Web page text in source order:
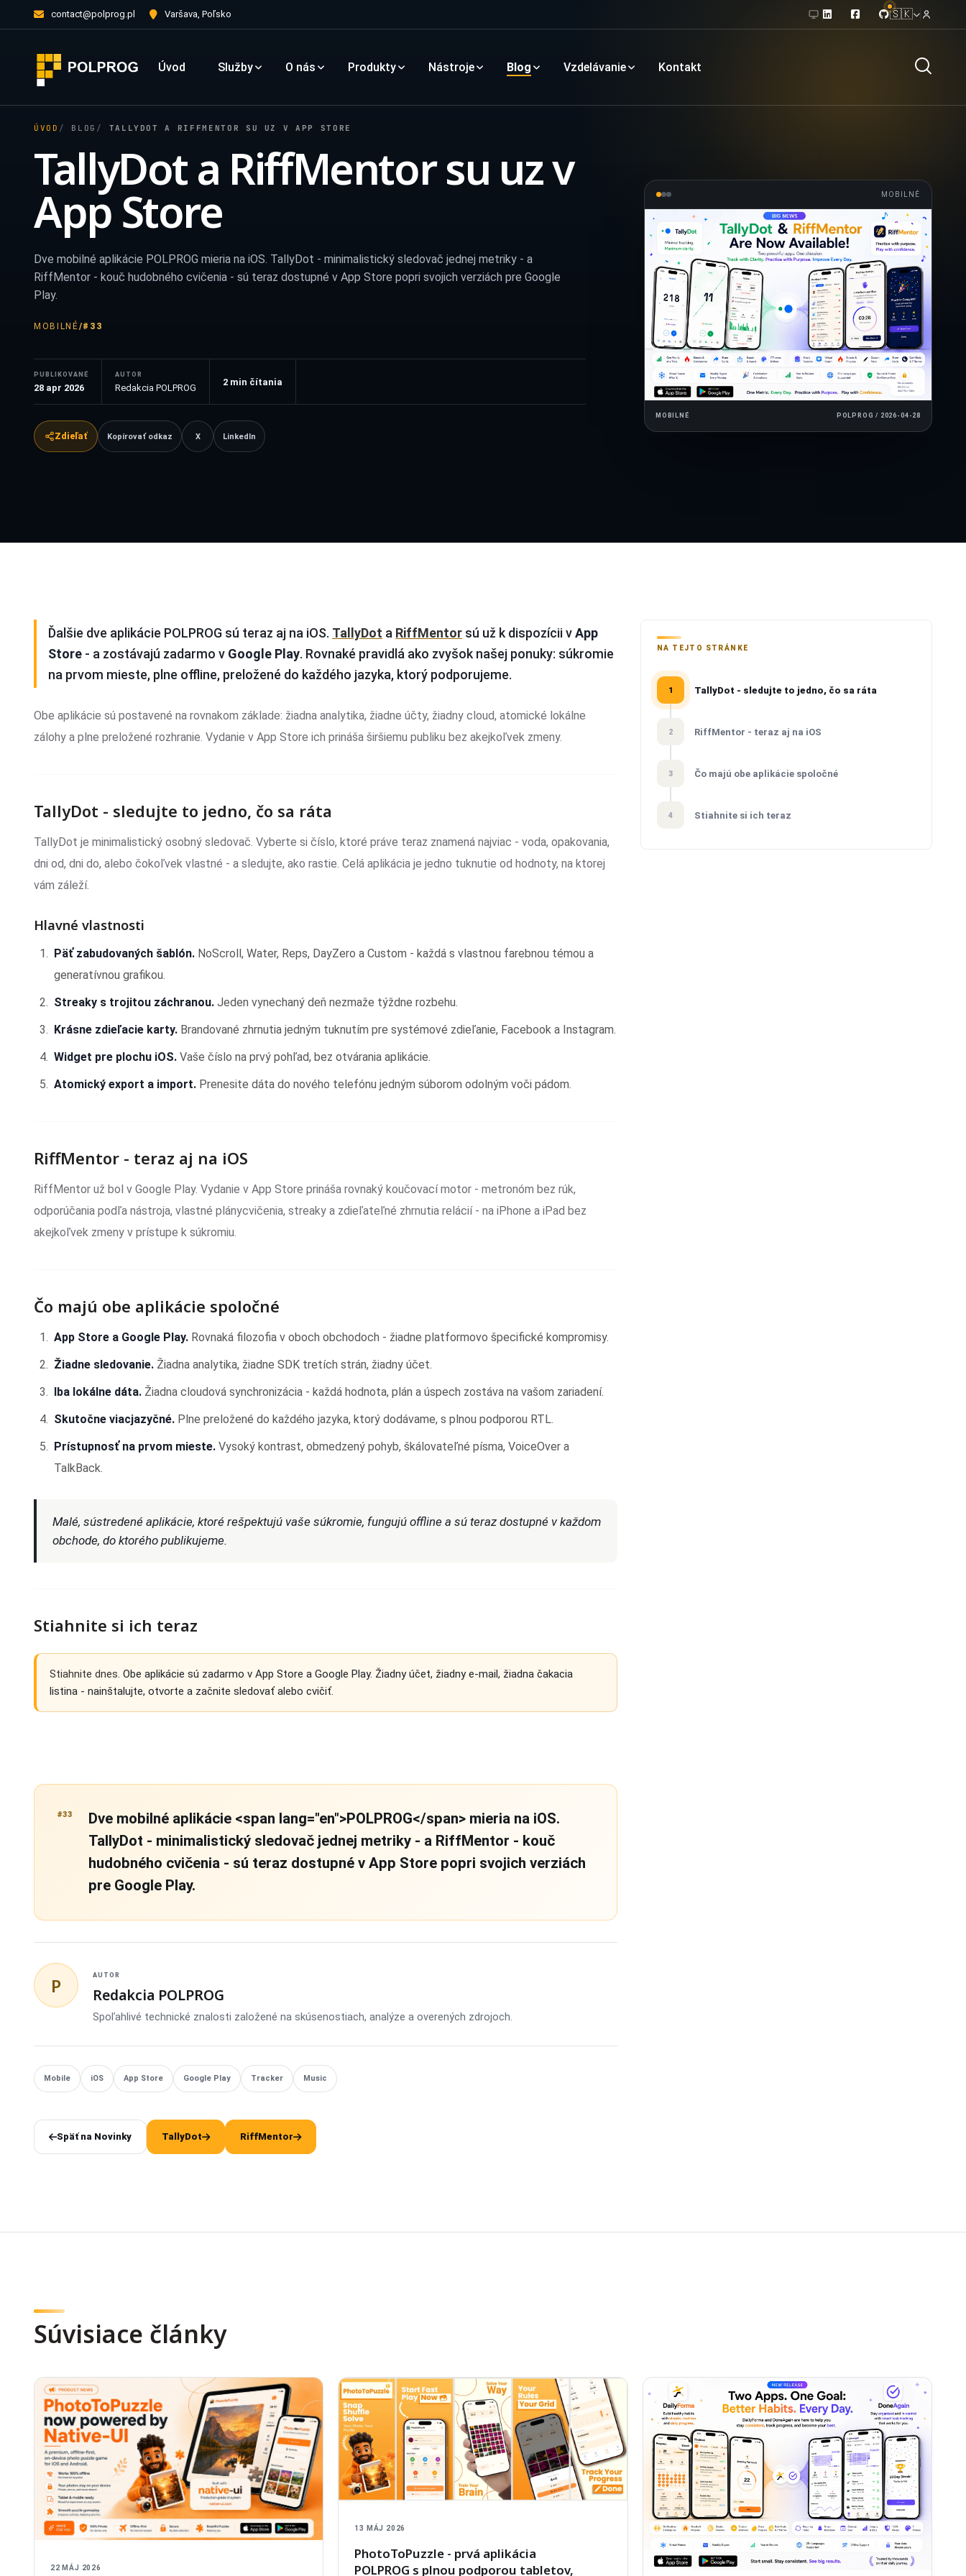
contact@polprog.pl Varšava, Poľsko 🇸🇰
Úvod Služby O nás Produkty Nástroje Blog Vzdelávanie Kontakt
ÚVOD BLOG TALLYDOT A RIFFMENTOR SU UZ V APP STORE
TallyDot a RiffMentor su uz v
App Store
Dve mobilné aplikácie POLPROG mieria na iOS. TallyDot - minimalistický sledovač jednej metriky - a
RiffMentor - kouč hudobného cvičenia - sú teraz dostupné v App Store popri svojich verziách pre Google
Play.
MOBILNÉ/#33
PUBLIKOVANÉ
28 apr 2026
AUTOR
Redakcia POLPROG
2 min čítania
Zdieľať Kopírovať odkaz X LinkedIn
MOBILNÉ
MOBILNÉ POLPROG / 2026-04-28
Ďalšie dve aplikácie POLPROG sú teraz aj na iOS. TallyDot a RiffMentor sú už k dispozícii vApp
Store - a zostávajú zadarmo v Google Play. Rovnaké pravidlá ako zvyšok našej ponuky: súkromie
na prvom mieste, plne offline, preložené do každého jazyka, ktorý podporujeme.
Obe aplikácie sú postavené na rovnakom základe: žiadna analytika, žiadne účty, žiadny cloud, atomické lokálne
zálohy a plne preložené rozhranie. Vydanie v App Store ich prináša širšiemu publiku bez akejkoľvek zmeny.
TallyDot - sledujte to jedno, čo sa ráta
TallyDot je minimalistický osobný sledovač. Vyberte si číslo, ktoré práve teraz znamená najviac - voda, opakovania,
dni od, dni do, alebo čokoľvek vlastné - a sledujte, ako rastie. Celá aplikácia je jedno tuknutie od hodnoty, na ktorej
vám záleží.
Hlavné vlastnosti
Päť zabudovaných šablón. NoScroll, Water, Reps, DayZero a Custom - každá s vlastnou farebnou témou a
generatívnou grafikou.
Streaky s trojitou záchranou. Jeden vynechaný deň nezmaže týždne rozbehu.
Krásne zdieľacie karty. Brandované zhrnutia jedným tuknutím pre systémové zdieľanie, Facebook a Instagram.
Widget pre plochu iOS. Vaše číslo na prvý pohľad, bez otvárania aplikácie.
Atomický export a import. Prenesite dáta do nového telefónu jedným súborom odolným voči pádom.
RiffMentor - teraz aj na iOS
RiffMentor už bol v Google Play. Vydanie v App Store prináša rovnaký koučovací motor - metronóm bez rúk,
odporúčania podľa nástroja, vlastné plánycvičenia, streaky a zdieľateľné zhrnutia relácií - na iPhone a iPad bez
akejkoľvek zmeny v prístupe k súkromiu.
Čo majú obe aplikácie spoločné
App Store a Google Play. Rovnaká filozofia v oboch obchodoch - žiadne platformovo špecifické kompromisy.
Žiadne sledovanie. Žiadna analytika, žiadne SDK tretích strán, žiadny účet.
Iba lokálne dáta. Žiadna cloudová synchronizácia - každá hodnota, plán a úspech zostáva na vašom zariadení.
Skutočne viacjazyčné. Plne preložené do každého jazyka, ktorý dodávame, s plnou podporou RTL.
Prístupnosť na prvom mieste. Vysoký kontrast, obmedzený pohyb, škálovateľné písma, VoiceOver a
TalkBack.
Malé, sústredené aplikácie, ktoré rešpektujú vaše súkromie, fungujú offline a sú teraz dostupné v každom
obchode, do ktorého publikujeme.
Stiahnite si ich teraz
Stiahnite dnes. Obe aplikácie sú zadarmo v App Store a Google Play. Žiadny účet, žiadny e-mail, žiadna čakacia
listina - nainštalujte, otvorte a začnite sledovať alebo cvičiť.
#33
Dve mobilné aplikácie <span lang="en">POLPROG</span> mieria na iOS.
TallyDot - minimalistický sledovač jednej metriky - a RiffMentor - kouč
hudobného cvičenia - sú teraz dostupné v App Store popri svojich verziách
pre Google Play.
P AUTOR
Redakcia POLPROG
Spoľahlivé technické znalosti založené na skúsenostiach, analýze a overených zdrojoch.
Mobile iOS App Store Google Play Tracker Music
Späť na Novinky TallyDot RiffMentor
NA TEJTO STRÁNKE
1 TallyDot - sledujte to jedno, čo sa ráta
2 RiffMentor - teraz aj na iOS
3 Čo majú obe aplikácie spoločné
4 Stiahnite si ich teraz
Súvisiace články
22 MÁJ 2026
13 MÁJ 2026
PhotoToPuzzle - prvá aplikácia
POLPROG s plnou podporou tabletov,